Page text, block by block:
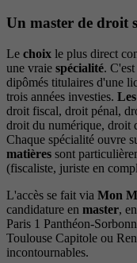
Un master de droit
Le choix le plus direct
une vraie spécialité.
dipômés titulaires d'une
trois années investies.
droit fiscal, droit pénal,
droit du numérique, droit
Chaque spécialité ouvre
matières sont
(fiscaliste, juriste en
L'accès se fait via Mon
candidature en master,
Paris 1 Panthéon-
Toulouse Capitole ou
incontournables.